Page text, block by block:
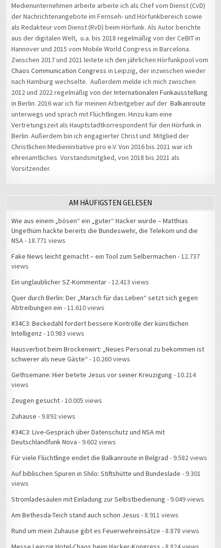
Medienunternehmen arbeite arbeite ich als Chef vom Dienst (CvD)
der Nachrichtenangebote im Fernseh- und Hörfunkbereich sowie
als Redakteur vom Dienst (RvD) beim Hörfunk. Als Autor berichte
aus der digitalen Welt, u.a. bis 2018 regelmäßig von der CeBIT in
Hannover und 2015 vom Mobile World Congress in Barcelona.
Zwischen 2017 und 2021 leitete ich den jährlichen Hörfunkpool vom
Chaos Communication Congress in Leipzig, der inzwischen wieder
nach Hamburg wechselte. Außerdem melde ich mich zwischen
2012 und 2022 regelmäßig von derInternationalen Funkausstellung
in Berlin. 2016 war ich für meinen Arbeitgeber auf derBalkanroute
unterwegs und sprach mit Flüchtlingen. Hinzu kam eine
Vertretungszeit als Hauptstadtkorrespondent für den Hörfunk in
Berlin. Außerdem bin ich engagierter Christ und Mitglied der
Christlichen Medieninitiative pro e.V. Von 2016 bis 2021 war ich
ehrenamtliches Vorstandsmitglied, von 2018 bis 2021 als
Vorsitzender.
AM HÄUFIGSTEN GELESEN
Wie aus einem „bösen“ ein „guter“ Hacker wurde – Matthias
Ungethüm hackte bereits die Bundeswehr, die Telekom und die
NSA- 18.771 views
Fake News leicht gemacht – ein Tool zum Selbermachen - 12.737
views
Ein unglaublicher SZ-Kommentar- 12.413 views
Quer durch Berlin: Der „Marsch für das Leben“ setzt sich gegen
Abtreibungen ein - 11.610 views
#34C3: Beckedahl fordert bessere Kontrolle der künstlichen
Intelligenz - 10.983 views
Hausverbot beim Brockenwirt: „Neues Personal zu bekommen ist
schwerer als neue Gäste“ - 10.260 views
Gethsemane: Hier betete Jesus vor seiner Kreuzigung - 10.214
views
Zeugen gesucht- 10.005 views
Zuhause - 9.892 views
#34C3: Live-Gespräch über Datenschutz und NSA mit
Deutschlandfunk Nova - 9.602 views
Für viele Flüchtlinge endet die Balkanroute in Belgrad - 9.582 views
Auf biblischen Spuren in Shilo: Stiftshütte und Bundeslade - 9.301
views
Stromladesäulen mit Einladung zur Selbstbedienung - 9.049 views
Am Bethesda-Teich stand auch schon Jesus - 8.911 views
Rund um mein Zuhause gibt es Feuerwehreinsätze - 8.878 views